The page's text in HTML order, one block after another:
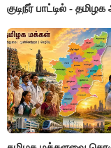
குடிநீர் பாட்டில் - தமிழக